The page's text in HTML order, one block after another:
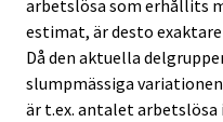
arbetslösa som erhållits
estimat, är desto
Då den aktuella
slumpmässiga
är t.ex. antalet